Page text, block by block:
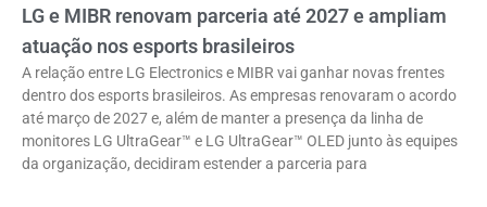
LG e MIBR renovam parceria até 2027 e ampliam
atuação nos esports brasileiros
A relação entre LG Electronics e MIBR vai ganhar novas frentes
dentro dos esports brasileiros. As empresas renovaram o acordo
até março de 2027 e, além de manter a presença da linha de
monitores LG UltraGear™ e LG UltraGear™ OLED junto às equipes
da organização, decidiram estender a parceria para